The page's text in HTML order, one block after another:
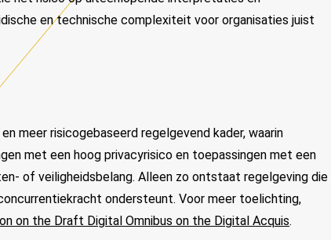
en technische complexiteit voor organisaties juist
meer risicogebaseerd regelgevend kader, waarin
met een hoog privacyrisico en toepassingen met een
of veiligheidsbelang. Alleen zo ontstaat regelgeving die
ondersteunt. Voor meer toelichting,
on the Draft Digital Omnibus on the Digital Acquis.